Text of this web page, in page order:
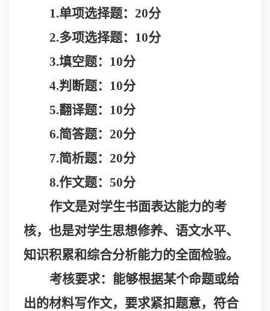
1.单项选择题：20分
2.多项选择题：10分
3.填空题：10分
4.判断题：10分
5.翻译题：10分
6.简答题：20分
7.简析题：20分
8.作文题：50分
作文是对学生书面表达能力的考
核，也是对学生思想修养、语文水平、
知识积累和综合分析能力的全面检验。
考核要求：能够根据某个命题或给
出的材料写作文，要求紧扣题意，符合